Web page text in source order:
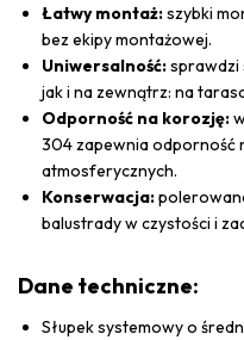
Łatwy montaż:szybki
bez ekipy montażowej.
Uniwersalność:sprawdzi
jak i na zewnątrz: na
Odporność na korozję:
304 zapewnia odporność
atmosferycznych.
Konserwacja:
balustrady w czystości i
Dane techniczne:
Słupek systemowy o